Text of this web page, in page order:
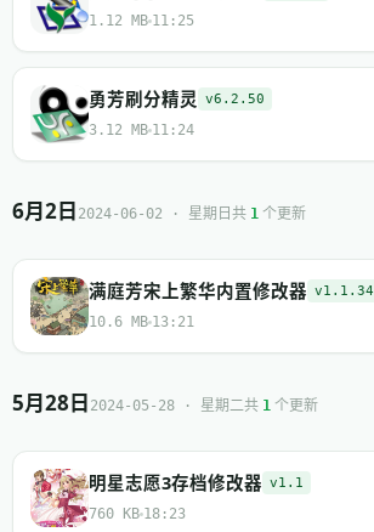
1.12 MB 11:25
勇芳刷分精灵 v6.2.50
3.12 MB 11:24
6月2日 2024-06-02 · 星期日 共 1 个更新
满庭芳宋上繁华内置修改器 v1.1.34
10.6 MB 13:21
5月28日 2024-05-28 · 星期二共 1 个更新
明星志愿3存档修改器 v1.1
760 KB 18:23